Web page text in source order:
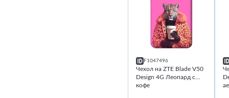
F1047496
Чехол на ZTE Blade V50
Design 4G Леопард с
кофе